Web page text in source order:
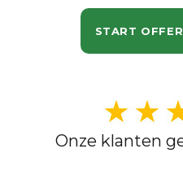
Onze klanten